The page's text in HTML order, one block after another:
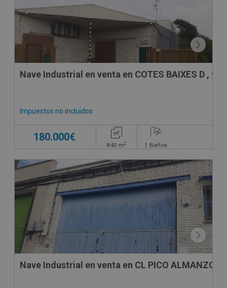
Nave Industrial en venta en COTES BAIXES D , 9
Impuestos no incluidos
180.000€
840 m2 1 Baños
CONDICIONES ESPECIALES
Nave Industrial en venta en CL PICO ALMANZOR,